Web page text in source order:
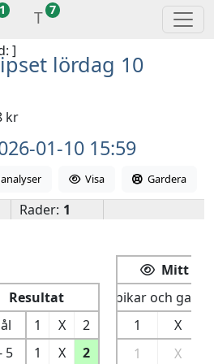
1 T 7
]
lördag 10
kr
01-10 15:59
Visa Gardera
Rader: 1
Resultat
1 X
2
5
1 X
2
Mitt
Spikar och
1
X
1
X